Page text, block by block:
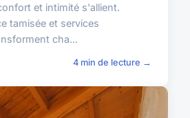
et intimité s'allient.
tamisée et services
cha...
4 min de lecture →